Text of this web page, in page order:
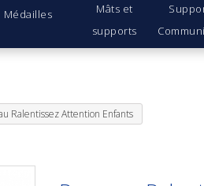
Médailles
Mâts et
supports
Ralentissez Attention Enfants